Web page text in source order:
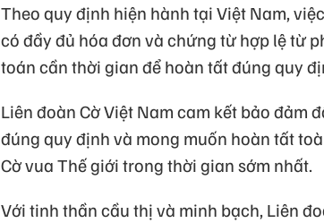
Theo quy định hiện hành tại Việt Nam,
có đầy đủ hóa đơn và chứng từ hợp lệ từ
toán cần thời gian để hoàn tất đúng quy
Liên đoàn Cờ Việt Nam cam kết bảo đảm
đúng quy định và mong muốn hoàn tất
Cờ vua Thế giới trong thời gian sớm nhất.
Với tinh thần cầu thị và minh bạch, Liên